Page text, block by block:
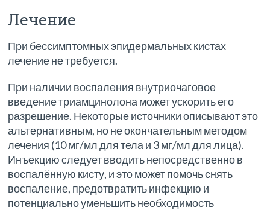
Лечение
При бессимптомных эпидермальных кистах
лечение не требуется.
При наличии воспаления внутриочаговое
введение триамцинолона может ускорить его
разрешение. Некоторые источники описывают это
альтернативным, но не окончательным методом
лечения (10 мг/мл для тела и 3 мг/мл для лица).
Инъекцию следует вводить непосредственно в
воспалённую кисту, и это может помочь снять
воспаление, предотвратить инфекцию и
потенциально уменьшить необходимость